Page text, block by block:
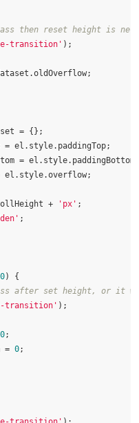
then reset height is
transition' );
.oldOverflow;
= {};
= el. style. paddingTop;
= el. style. paddingBottom
el. style.overflow;
+ 'px' ;
;
0) {
after set height, or it
transition' );
0;
= 0;